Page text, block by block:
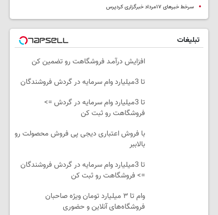
سرخط خبرهای ۱۷مرداد خبرگزاری کردپرس
تبلیغات
افزایش درآمـد فروشگاهت رو تضمین کن
تا 3میلیارد وام سرمایه در گردش فروشندگان
تا 3میلیارد وام سرمایه در گردش =>
فروشگاهت رو ثبت کن
با فروش اعتباری دیجی پی فروش محصولت رو
بالاببر
تا 3میلیارد وام سرمایه در گردش فروشندگان
=> فروشگاهت رو ثبت کن
وام تا ۳ میلیارد تومان ویژه صاحبان
فروشگاه‌های آنلاین و حضوری